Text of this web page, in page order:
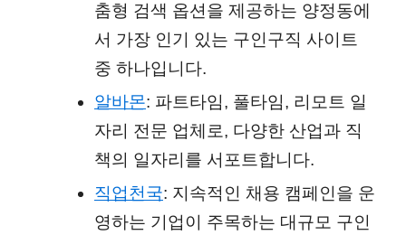
춤형 검색 옵션을 제공하는 양정동에
서 가장 인기 있는 구인구직 사이트
중 하나입니다.
알바몬: 파트타임, 풀타임, 리모트 일
자리 전문 업체로, 다양한 산업과 직
책의 일자리를 서포트합니다.
직업천국: 지속적인 채용 캠페인을 운
영하는 기업이 주목하는 대규모 구인